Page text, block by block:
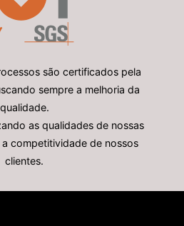
são certificados pela
sempre a melhoria da
qualidade.
as qualidades de nossas
competitividade de nossos
clientes.